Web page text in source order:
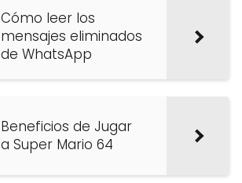
Cómo leer los
mensajes eliminados
de WhatsApp
Beneficios de Jugar
a Super Mario 64